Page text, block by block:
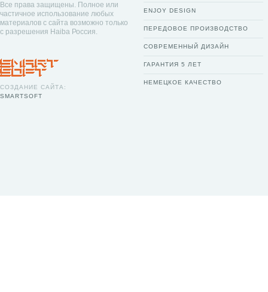
Все права защищены. Полное или
частичное использование любых
материалов с сайта возможно только
с разрешения Haiba Россия.
СОЗДАНИЕ САЙТА:
SMARTSOFT
ENJOY DESIGN
ПЕРЕДОВОЕ ПРОИЗВОДСТВО
СОВРЕМЕННЫЙ ДИЗАЙН
ГАРАНТИЯ 5 ЛЕТ
НЕМЕЦКОЕ КАЧЕСТВО